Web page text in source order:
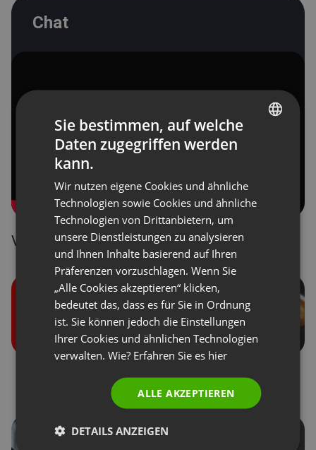
Chat
Verwendung des Chats bei Webinaren
Veranstaltungen
Teilnehmern
ENGLISH
GERMAN
POLISH
RUSSIAN
SPANISH
ITALIAN
Sie bestimmen, auf welche
Daten zugegriffen werden
kann.
Wir nutzen eigene Cookies und ähnliche
Technologien sowie Cookies und ähnliche
Technologien von Drittanbietern, um
unsere Dienstleistungen zu analysieren
und Ihnen Inhalte basierend auf Ihren
Präferenzen vorzuschlagen. Wenn Sie
„Alle Cookies akzeptieren“ klicken,
bedeutet das, dass es für Sie in Ordnung
ist. Sie können jedoch die Einstellungen
Ihrer Cookies und ähnlichen Technologien
verwalten. Wie? Erfahren Sie es hier
ALLE AKZEPTIEREN
DETAILS ANZEIGEN